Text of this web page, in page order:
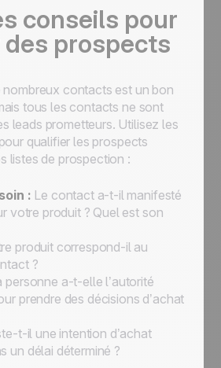
conseils pour
prospects
nombreux contacts est un bon
tous les contacts ne sont
leads prometteurs. Utilisez les
qualifier les prospects
listes de prospection :
: Le contact a-t-il manifesté
votre produit ? Quel est son
produit correspond-il au
?
personne a-t-elle l’autorité
prendre des décisions d’achat
t-il une intention d’achat
un délai déterminé ?